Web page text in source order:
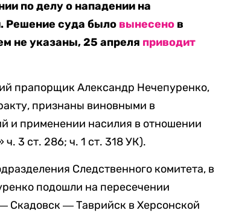
по делу о нападении на
Решение суда было вынесено в
не указаны, 25 апреля приводит
прапорщик Александр Нечепуренко,
признаны виновными в
и применении насилия в отношении
3 ст. 286; ч. 1 ст. 318 УК).
Следственного комитета, в
подошли на пересечении
Скадовск ― Таврийск в Херсонской